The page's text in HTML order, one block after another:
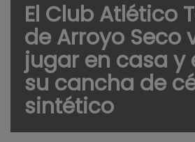
El Club Atlético
de Arroyo Seco
jugar en casa y
su cancha de
sintético